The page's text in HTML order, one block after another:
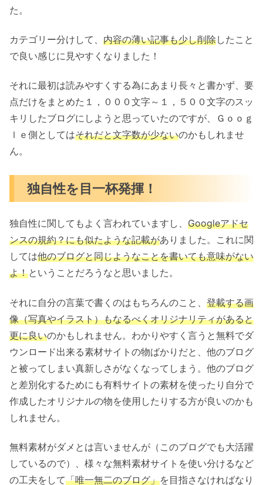
た。
カテゴリー分けして、 内容の薄い記事も少し削除したこと
で良い感じに見やすくなりました！
それに最初は読みやすくする為にあまり長々と書かず、要
点だけをまとめた１，０００文字～１，５００文字のスッ
キリしたブログにしようと思っていたのですが、Ｇｏｏｇ
ｌｅ側としてはそれだと文字数が少ないのかもしれませ
ん。
独自性を目一杯発揮！
独自性に関してもよく言われていますし、 Googleアドセ
ンスの規約？にも似たような記載がありました。これに関
しては他のブログと同じようなことを書いても意味がない
よ！ということだろうなと思いました。
それに自分の言葉で書くのはもちろんのこと、 登載する画
像（写真やイラスト）もなるべくオリジナリティがあると
更に良いのかもしれません。わかりやすく言うと無料でダ
ウンロード出来る素材サイトの物ばかりだと、他のブログ
と被ってしまい真新しさがなくなってしまう。他のブログ
と差別化するためにも有料サイトの素材を使ったり自分で
作成したオリジナルの物を使用したりする方が良いのかも
しれません。
無料素材がダメとは言いませんが（このブログでも大活躍
しているので）、様々な無料素材サイトを使い分けるなど
の工夫をして「唯一無二のブログ」を目指さなければなり